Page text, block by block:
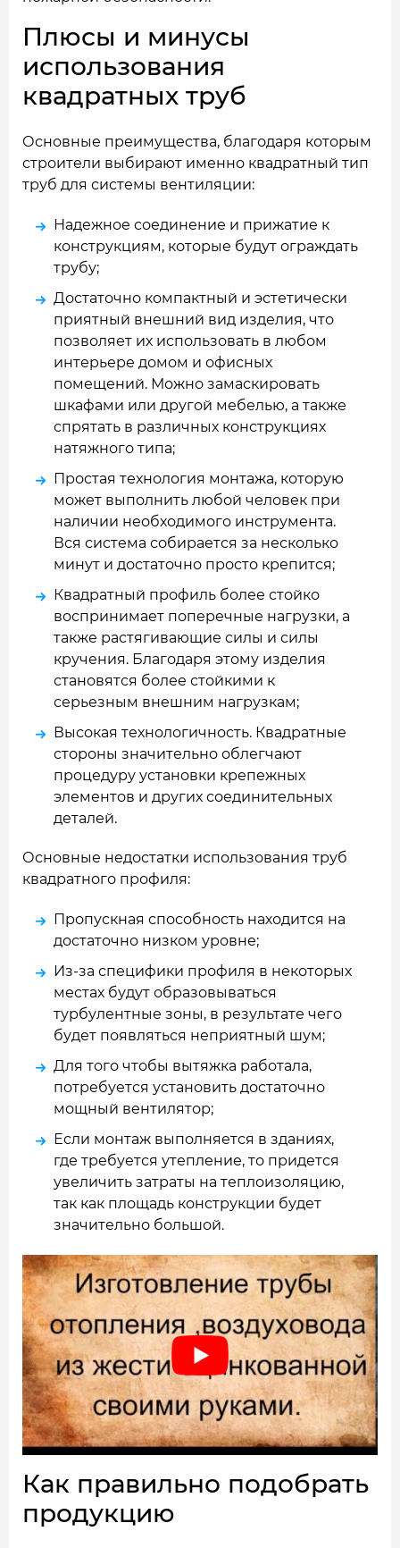
Плюсы и минусы
использования
квадратных труб
Основные преимущества, благодаря которым
строители выбирают именно квадратный тип
труб для системы вентиляции:
Надежное соединение и прижатие к
конструкциям, которые будут ограждать
трубу;
Достаточно компактный и эстетически
приятный внешний вид изделия, что
позволяет их использовать в любом
интерьере домом и офисных
помещений. Можно замаскировать
шкафами или другой мебелью, а также
спрятать в различных конструкциях
натяжного типа;
Простая технология монтажа, которую
может выполнить любой человек при
наличии необходимого инструмента.
Вся система собирается за несколько
минут и достаточно просто крепится;
Квадратный профиль более стойко
воспринимает поперечные нагрузки, а
также растягивающие силы и силы
кручения. Благодаря этому изделия
становятся более стойкими к
серьезным внешним нагрузкам;
Высокая технологичность. Квадратные
стороны значительно облегчают
процедуру установки крепежных
элементов и других соединительных
деталей.
Основные недостатки использования труб
квадратного профиля:
Пропускная способность находится на
достаточно низком уровне;
Из-за специфики профиля в некоторых
местах будут образовываться
турбулентные зоны, в результате чего
будет появляться неприятный шум;
Для того чтобы вытяжка работала,
потребуется установить достаточно
мощный вентилятор;
Если монтаж выполняется в зданиях,
где требуется утепление, то придется
увеличить затраты на теплоизоляцию,
так как площадь конструкции будет
значительно большой.
Как правильно подобрать
продукцию